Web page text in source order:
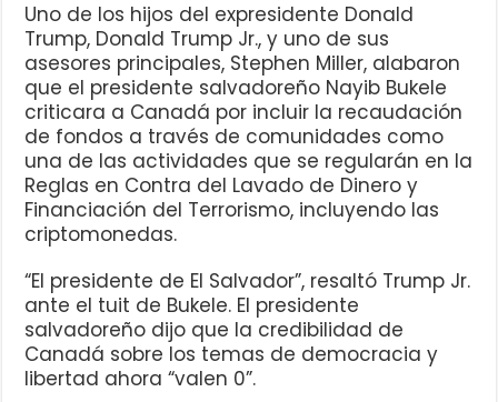
Uno de los hijos del expresidente Donald
Trump, Donald Trump Jr., y uno de sus
asesores principales, Stephen Miller, alabaron
que el presidente salvadoreño Nayib Bukele
criticara a Canadá por incluir la recaudación
de fondos a través de comunidades como
una de las actividades que se regularán en la
Reglas en Contra del Lavado de Dinero y
Financiación del Terrorismo, incluyendo las
criptomonedas.
“El presidente de El Salvador”, resaltó Trump Jr.
ante el tuit de Bukele. El presidente
salvadoreño dijo que la credibilidad de
Canadá sobre los temas de democracia y
libertad ahora “valen 0”.